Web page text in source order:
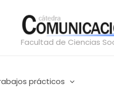
Facultad de Ciencias
prácticos